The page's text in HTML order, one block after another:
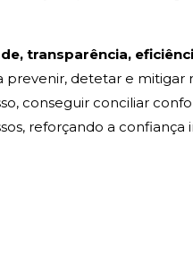
transparência,
detetar e mitigar
conseguir conciliar
reforçando a confiança